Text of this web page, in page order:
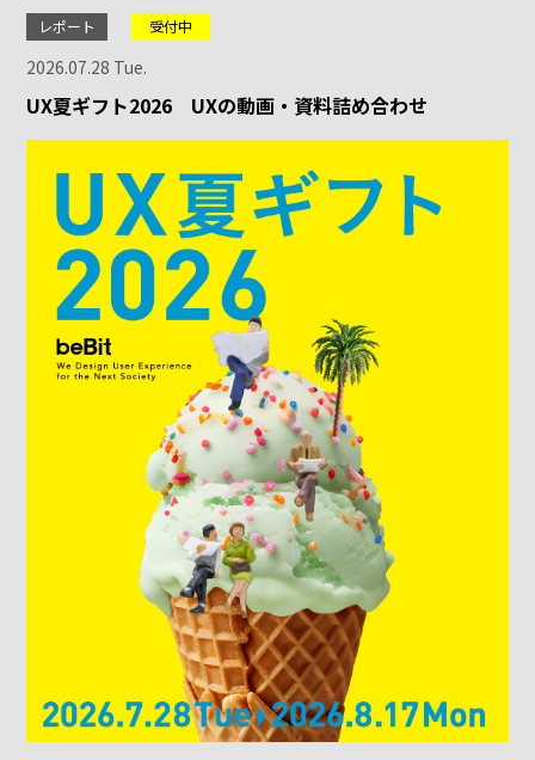
レポート 受付中
2026.07.28 Tue.
UX夏ギフト2026 UXの動画・資料詰め合わせ